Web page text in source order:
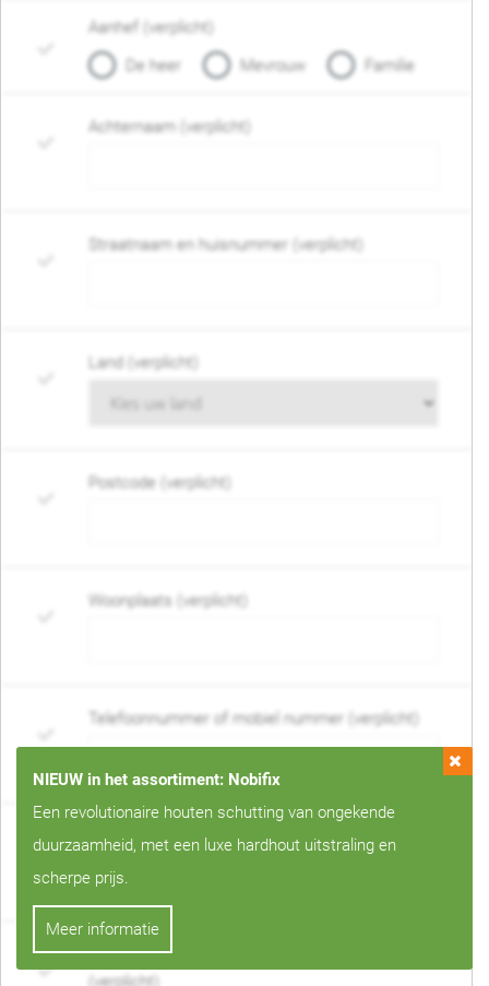
Aanhef (verplicht)
De heer
Mevrouw Familie
Achternaam (verplicht)
Straatnaam en huisnummer (verplicht)
Land (verplicht)
Postcode (verplicht)
Woonplaats (verplicht)
Telefoonnummer of mobiel nummer (verplicht)
E-mail adres (verplicht)
Wanneer mag de schutting geplaatst worden?
(verplicht)
NIEUW in het assortiment: Nobifix
Een revolutionaire houten schutting van ongekende
duurzaamheid, met een luxe hardhout uitstraling en
scherpe prijs.
Meer informatie